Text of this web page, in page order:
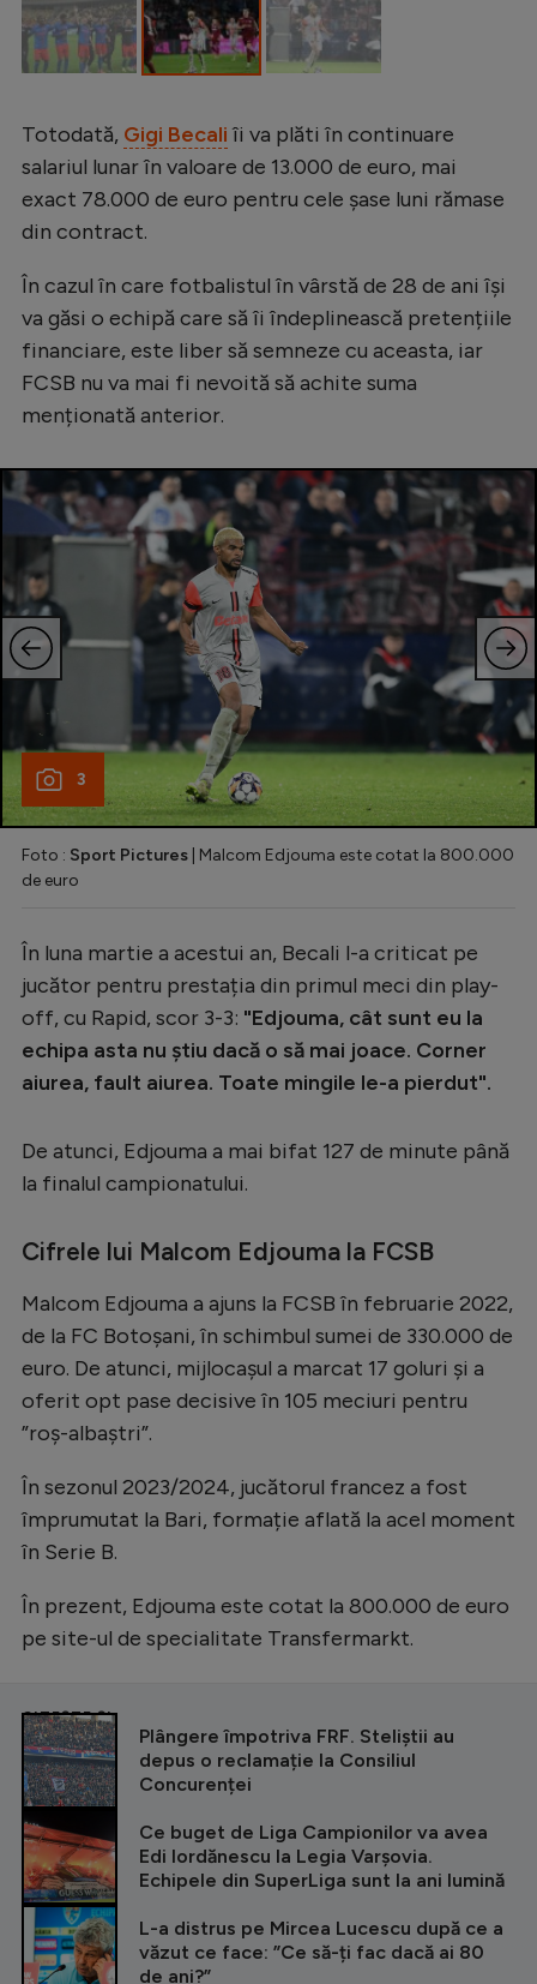
Totodată, Gigi Becali îi va plăti în continuare
salariul lunar în valoare de 13.000 de euro, mai
exact 78.000 de euro pentru cele șase luni rămase
din contract.
În cazul în care fotbalistul în vârstă de 28 de ani își
va găsi o echipă care să îi îndeplinească pretențiile
financiare, este liber să semneze cu aceasta, iar
FCSB nu va mai fi nevoită să achite suma
menționată anterior.
3
Foto : Sport Pictures | Malcom Edjouma este cotat la 800.000
de euro
În luna martie a acestui an, Becali l-a criticat pe
jucător pentru prestația din primul meci din play-
off, cu Rapid, scor 3-3: "Edjouma, cât sunt eu la
echipa asta nu știu dacă o să mai joace. Corner
aiurea, fault aiurea. Toate mingile le-a pierdut".
De atunci, Edjouma a mai bifat 127 de minute până
la finalul campionatului.
Cifrele lui Malcom Edjouma la FCSB
Malcom Edjouma a ajuns la FCSB în februarie 2022,
de la FC Botoșani, în schimbul sumei de 330.000 de
euro. De atunci, mijlocașul a marcat 17 goluri și a
oferit opt pase decisive în 105 meciuri pentru
”roș-albaștri”.
În sezonul 2023/2024, jucătorul francez a fost
împrumutat la Bari, formație aflată la acel moment
în Serie B.
În prezent, Edjouma este cotat la 800.000 de euro
pe site-ul de specialitate Transfermarkt.
CITEȘTE ȘI
Plângere împotriva FRF. Steliștii au
depus o reclamație la Consiliul
Concurenței
Ce buget de Liga Campionilor va avea
Edi Iordănescu la Legia Varșovia.
Echipele din SuperLiga sunt la ani lumină
L-a distrus pe Mircea Lucescu după ce a
văzut ce face: ”Ce să-ți fac dacă ai 80
de ani?”